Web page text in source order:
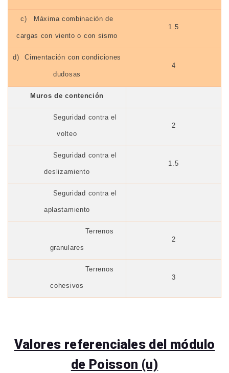
c) Máxima combinación de
cargas con viento o con sismo
1.5
d) Cimentación con condiciones
dudosas
4
Muros de contención
Seguridad contra el
volteo
2
Seguridad contra el
deslizamiento
1.5
Seguridad contra el
aplastamiento
Terrenos
granulares
2
Terrenos
cohesivos
3
Valores referenciales del módulo
de Poisson (u)